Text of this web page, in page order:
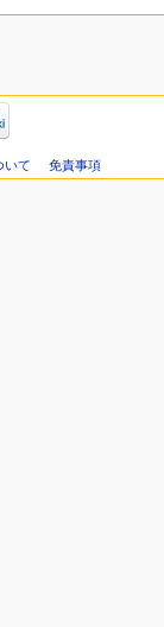
いて 免責事項